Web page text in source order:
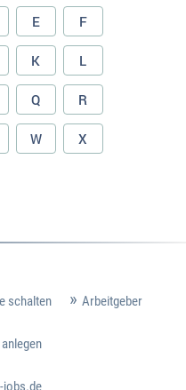
E F
K L
Q R
W X
schalten Arbeitgeber
jobs.de